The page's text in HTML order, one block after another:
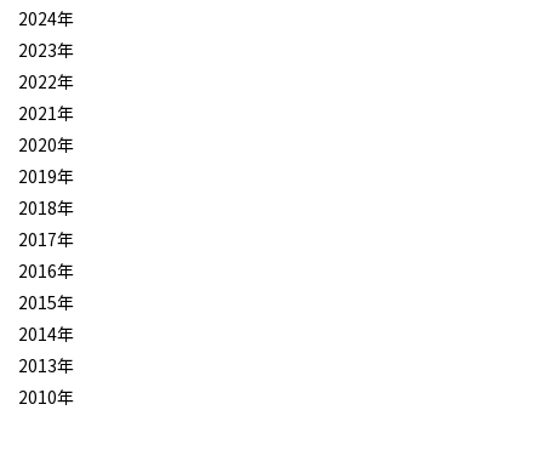
2024年
2023年
2022年
2021年
2020年
2019年
2018年
2017年
2016年
2015年
2014年
2013年
2010年